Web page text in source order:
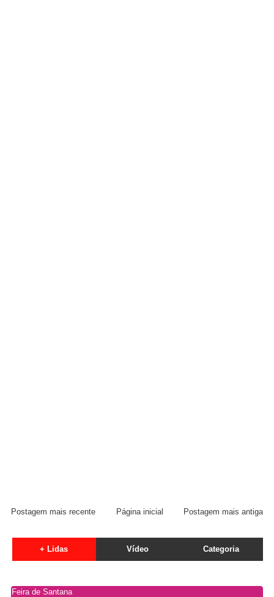
Postagem mais recente Postagem mais antiga
Página inicial
+ Lidas Vídeo Categoria
Feira de Santana